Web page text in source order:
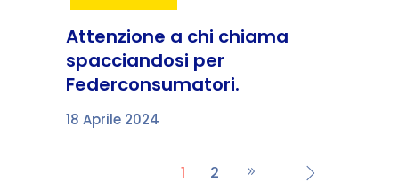
Attenzione a chi chiama
spacciandosi per
Federconsumatori.
18 Aprile 2024
1 2